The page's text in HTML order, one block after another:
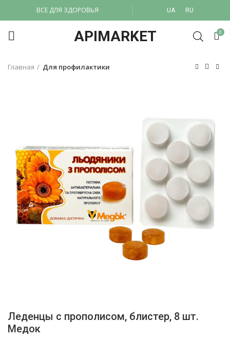
ВСЕ ДЛЯ ЗДОРОВЬЯ UA RU
APIMARKET 0
Главная Для профилактики
Леденцы с прополисом, блистер, 8 шт.
Медок